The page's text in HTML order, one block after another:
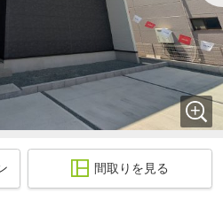
間取りを見る